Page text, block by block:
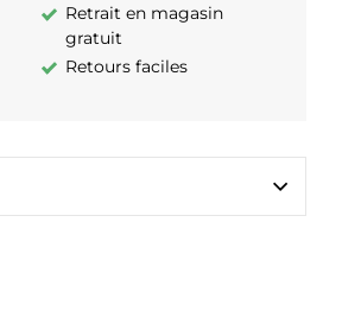
Retrait en magasin
gratuit
Retours faciles